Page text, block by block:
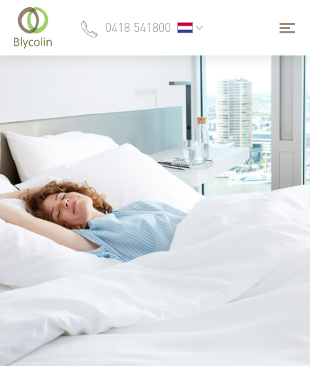
0418 541800